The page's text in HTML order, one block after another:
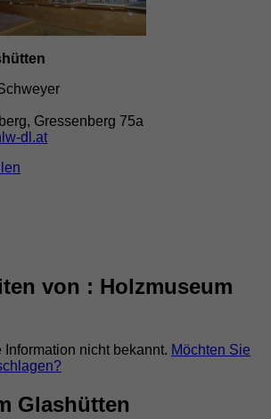
, Gressenberg 75a
dl.at
von : Holzmuseum
Information nicht bekannt. Möchten Sie
Glashütten